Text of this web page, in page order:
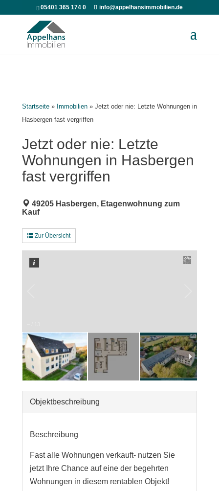
05401 365 174 0 info@appelhansimmobilien.de
Startseite» Immobilien» Jetzt oder nie: Letzte Wohnungen in
Hasbergen fast vergriffen
Jetzt oder nie: Letzte
Wohnungen in Hasbergen
fast vergriffen
49205 Hasbergen, Etagenwohnung zum
Kauf
Zur Übersicht
Objekt­beschreibung
Beschreibung
Fast alle Wohnungen verkauft- nutzen Sie
jetzt Ihre Chance auf eine der begehrten
Wohnungen in diesem rentablen Objekt!